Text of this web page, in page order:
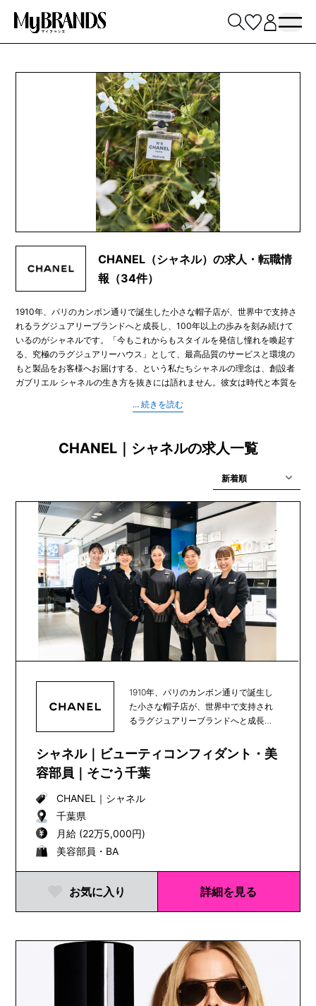
CHANEL（シャネル）の求人・転職情
報（34件）
1910年、パリのカンボン通りで誕生した小さな帽子店が、世界中で支持さ
れるラグジュアリーブランドへと成長し、100年以上の歩みを刻み続けて
いるのがシャネルです。「今もこれからもスタイルを発信し憧れを喚起す
る、究極のラグジュアリーハウス」として、最高品質のサービスと環境の
もと製品をお客様へお届けする、という私たちシャネルの理念は、創設者
ガブリエル シャネルの生き方を抜きには語れません。彼女は時代と本質を
物や考え方をファッションを通して打ち破り、現代に繋がる新しいスタイ
ージーで女性がエレガントに活動的でいられるように作られたドレス、喪
服の色だった黒によるリトルブラックドレス、ハンドバッグにチェーンを
概念をいくつも覆しました。それは香水・化粧品の世界においても同じで
配合という当時の先端科学を大胆に試み、いくつもの花々、香料から成る
構築的な香り「シャネル NΟ5」を1921年に発表。この複雑に調香された贅
沢な花の香りによって、彼女は「女性そのもの」を表現し、女性は単一の
花のような単純な存在ではない事を暗に示しました。ボトルデザインや記
号のようなネーミング等、何もかもが斬新な「シャネル NΟ5」は、香水の
世界に革命を起こし、世界中で大ヒットとなるのです。シャネルのクリエ
イションは時代や流行を越えて、世界中に発信され続けています。
CHANEL｜シャネルの求人一覧
1910年、パリのカンボン通りで誕生し
た小さな帽子店が、世界中で支持され
るラグジュアリーブランドへと成長
シャネル｜ビューティコンフィダント・美
容部員｜そごう千葉
CHANEL ｜ シャネル
千葉県
月給 (22万5,000円)
美容部員・BA
お気に入り 詳細を見る